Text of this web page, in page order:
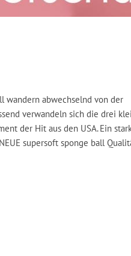
wandern abwechselnd von der
verwandeln sich die drei
der Hit aus den USA. Ein
supersoft sponge ball